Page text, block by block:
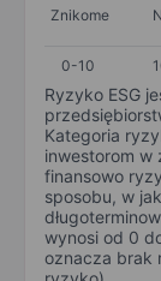
Znikome
0-10
Ryzyko ESG
Kategoria
inwestorom w
finansowo
sposobu, w
wynosi od 0
oznacza brak